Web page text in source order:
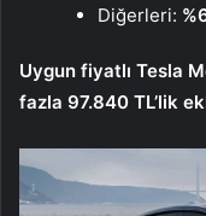
Diğerleri:
Uygun fiyatlı Tesla
fazla 97.840 TL’lik